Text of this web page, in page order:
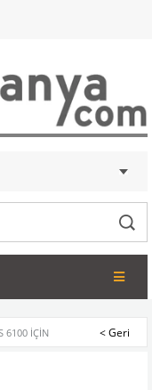
6100 İÇIN